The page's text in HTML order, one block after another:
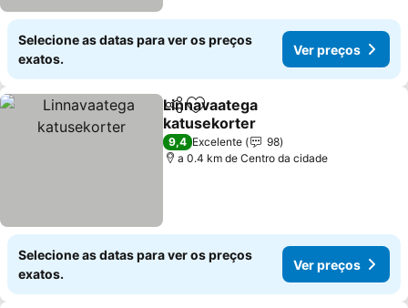
Selecione as datas para ver os preços
exatos.
Ver preços
PartilharAdicionar aos favoritos
Linnavaatega
katusekorter
9,4 Excelente
98
a 0.4 km de Centro da cidade
Selecione as datas para ver os preços
exatos.
Ver preços